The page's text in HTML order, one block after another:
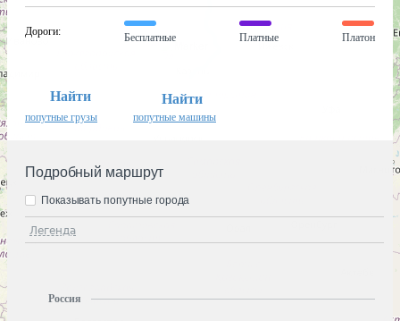
Дороги:
Бесплатные Платные Платон
Найти
попутные грузы
Найти
попутные машины
Подробный маршрут
Легенда
Показывать попутные города
Россия